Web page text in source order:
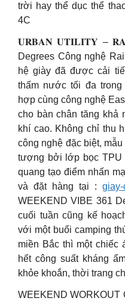
trời hay thể dục thể
4C
𝐔𝐑𝐁𝐀𝐍 𝐔𝐓𝐈𝐋𝐈𝐓𝐘 –
Degrees Công nghệ
hệ giày đã được cải
thấm nước tối đa
hợp cùng công nghệ
cho bàn chân tăng khả
khí cao. Không chỉ thu
công nghệ đặc biệt,
tượng bởi lớp bọc TPU
quang tạo điểm nhấn
và đặt hàng tại : giay-
WEEKEND VIBE 361
cuối tuần cũng kế
với một buổi camping
miền Bắc thì một chiếc
hết công suất kháng
khỏe khoắn, thời trang
WEEKEND WORKOUT